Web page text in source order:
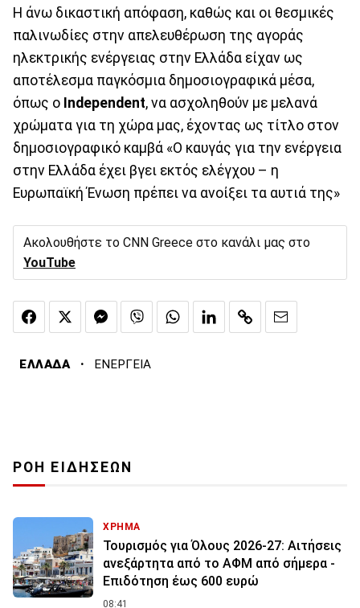
Η άνω δικαστική απόφαση, καθώς και οι θεσμικές
παλινωδίες στην απελευθέρωση της αγοράς
ηλεκτρικής ενέργειας στην Ελλάδα είχαν ως
αποτέλεσμα παγκόσμια δημοσιογραφικά μέσα,
όπως ο Independent, να ασχοληθούν με μελανά
χρώματα για τη χώρα μας, έχοντας ως τίτλο στον
δημοσιογραφικό καμβά «Ο καυγάς για την ενέργεια
στην Ελλάδα έχει βγει εκτός ελέγχου – η
Ευρωπαϊκή Ένωση πρέπει να ανοίξει τα αυτιά της»
Ακολουθήστε το CNN Greece στο κανάλι μας στο
YouTube
ΕΛΛΑΔΑ · ΕΝΕΡΓΕΙΑ
ΡΟΗ ΕΙΔΗΣΕΩΝ
ΧΡΗΜΑ
Τουρισμός για Όλους 2026-27: Αιτήσεις
ανεξάρτητα από το ΑΦΜ από σήμερα -
Επιδότηση έως 600 ευρώ
08:41